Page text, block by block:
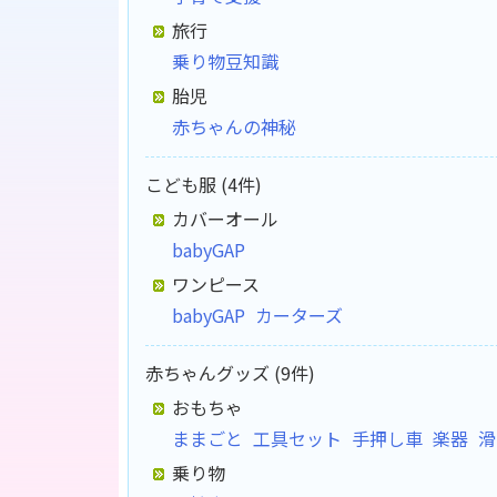
旅行
乗り物豆知識
胎児
赤ちゃんの神秘
こども服 (4件)
カバーオール
babyGAP
ワンピース
babyGAP カーターズ
赤ちゃんグッズ (9件)
おもちゃ
ままごと 工具セット 手押し車 楽器
乗り物